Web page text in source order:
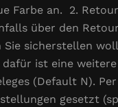
Farbe an. 2.
über den
sicherstellen
ist eine
(Default N).
gesetzt